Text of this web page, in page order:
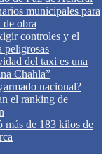
municipales para
obra
controles y el
peligrosas
del taxi es una
Chahla”
nacional?
el ranking de
más de 183 kilos de